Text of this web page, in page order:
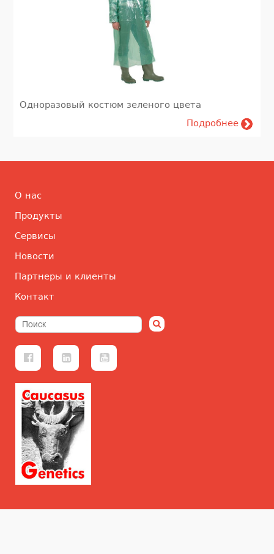
Одноразовый костюм зеленого цвета
Подробнее
О нас
Продукты
Сервисы
Новости
Партнеры и клиенты
Контакт